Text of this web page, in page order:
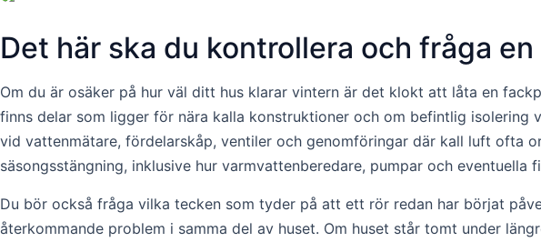
Det här ska du kontrollera och fråga
Om du är osäker på hur väl ditt hus klarar vintern är det klokt att låta en
finns delar som ligger för nära kalla konstruktioner och om befintlig
vid vattenmätare, fördelarskåp, ventiler och genomföringar där kall luft ofta
säsongsstängning, inklusive hur varmvattenberedare, pumpar och eventuella
Du bör också fråga vilka tecken som tyder på att ett rör redan har börjat
återkommande problem i samma del av huset. Om huset står tomt under